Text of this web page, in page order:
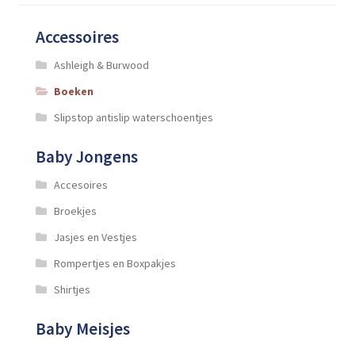
Accessoires
Ashleigh & Burwood
Boeken
Slipstop antislip waterschoentjes
Baby Jongens
Accesoires
Broekjes
Jasjes en Vestjes
Rompertjes en Boxpakjes
Shirtjes
Baby Meisjes